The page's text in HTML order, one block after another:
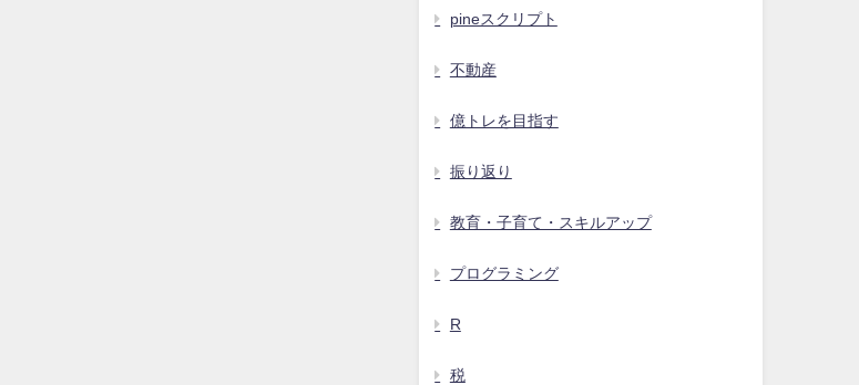
pineスクリプト
不動産
億トレを目指す
振り返り
教育・子育て・スキルアップ
プログラミング
R
税